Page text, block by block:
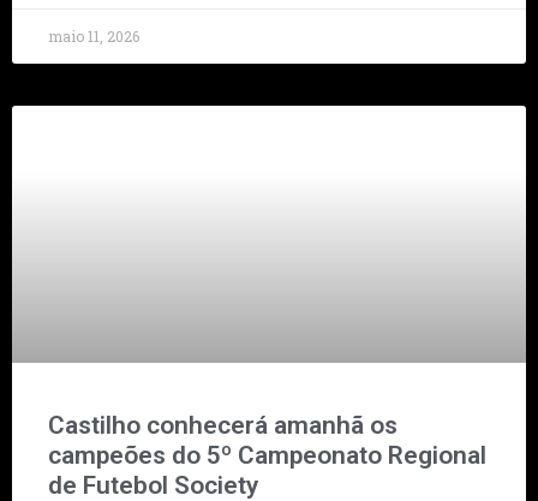
maio 11, 2026
Castilho conhecerá amanhã os
campeões do 5º Campeonato Regional
de Futebol Society